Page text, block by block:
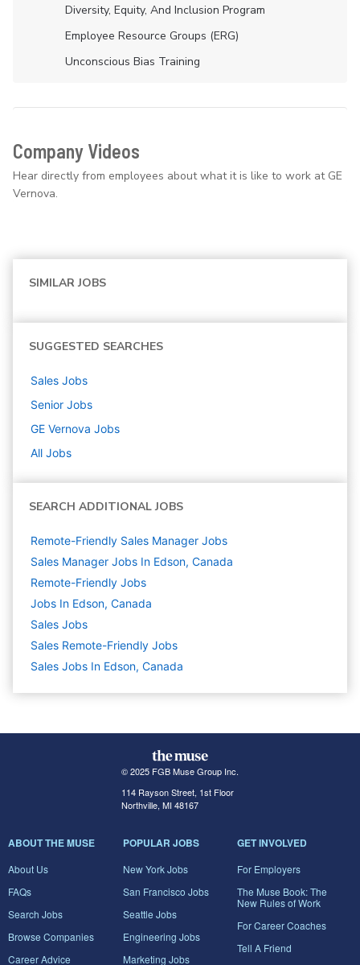
Diversity, Equity, And Inclusion Program
Employee Resource Groups (ERG)
Unconscious Bias Training
Company Videos
Hear directly from employees about what it is like to work at GE
Vernova.
SIMILAR JOBS
SUGGESTED SEARCHES
Sales Jobs
Senior Jobs
GE Vernova Jobs
All Jobs
SEARCH ADDITIONAL JOBS
Remote-Friendly Sales Manager Jobs
Sales Manager Jobs In Edson, Canada
Remote-Friendly Jobs
Jobs In Edson, Canada
Sales Jobs
Sales Remote-Friendly Jobs
Sales Jobs In Edson, Canada
© 2025 FGB Muse Group Inc.
114 Rayson Street, 1st Floor
Northville, MI 48167
ABOUT THE MUSE
About Us
FAQs
Search Jobs
Browse Companies
Career Advice
POPULAR JOBS
New York Jobs
San Francisco Jobs
Seattle Jobs
Engineering Jobs
Marketing Jobs
GET INVOLVED
For Employers
The Muse Book: The
New Rules of Work
For Career Coaches
Tell A Friend